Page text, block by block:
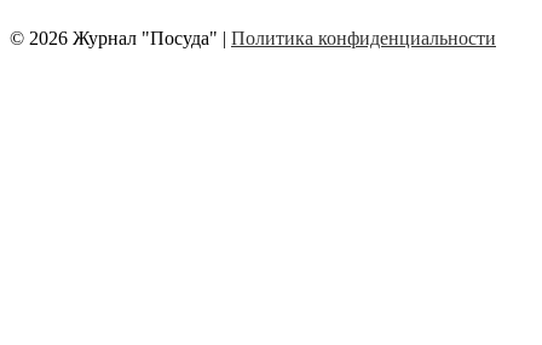
© 2026 Журнал "Посуда" | Политика конфиденциальности